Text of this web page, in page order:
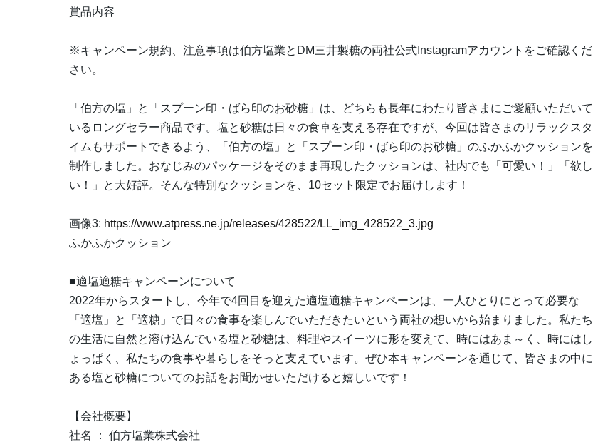
賞品内容
※キャンペーン規約、注意事項は伯方塩業とDM三井製糖の両社公式Instagramアカウントをご確認くだ
さい。
「伯方の塩」と「スプーン印・ばら印のお砂糖」は、どちらも長年にわたり皆さまにご愛顧いただいて
いるロングセラー商品です。塩と砂糖は日々の食卓を支える存在ですが、今回は皆さまのリラックスタ
イムもサポートできるよう、「伯方の塩」と「スプーン印・ばら印のお砂糖」のふかふかクッションを
制作しました。おなじみのパッケージをそのまま再現したクッションは、社内でも「可愛い！」「欲し
い！」と大好評。そんな特別なクッションを、10セット限定でお届けします！
画像3: https://www.atpress.ne.jp/releases/428522/LL_img_428522_3.jpg
ふかふかクッション
■適塩適糖キャンペーンについて
2022年からスタートし、今年で4回目を迎えた適塩適糖キャンペーンは、一人ひとりにとって必要な
「適塩」と「適糖」で日々の食事を楽しんでいただきたいという両社の想いから始まりました。私たち
の生活に自然と溶け込んでいる塩と砂糖は、料理やスイーツに形を変えて、時にはあま～く、時にはし
ょっぱく、私たちの食事や暮らしをそっと支えています。ぜひ本キャンペーンを通じて、皆さまの中に
ある塩と砂糖についてのお話をお聞かせいただけると嬉しいです！
【会社概要】
社名 ： 伯方塩業株式会社